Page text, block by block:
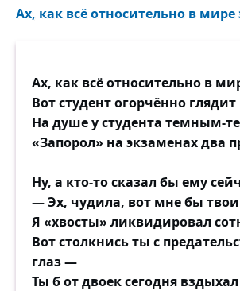
Ах, как всё относительно в мире
Ах, как всё относительно в
Вот студент огорчённо
На душе у студента темным-
«Запорол» на экзаменах два
Ну, а кто-то сказал бы ему
— Эх, чудила, вот мне бы
Я «хвосты» ликвидировал
Вот столкнись ты с
глаз —
Ты б от двоек сегодня